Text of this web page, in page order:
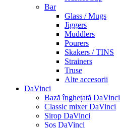
Bar
Glass / Mugs
Jiggers
Muddlers
Pourers
Skakers / TINS
Strainers
Truse
Alte accesorii
DaVinci
Bază înghețată DaVinci
Classic mixer DaVinci
Sirop DaVinci
Sos DaVinci